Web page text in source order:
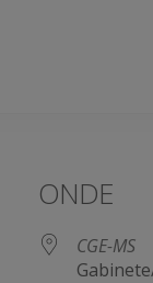
ONDE
CGE-MS